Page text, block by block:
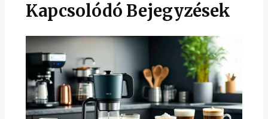
Kapcsolódó Bejegyzések